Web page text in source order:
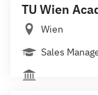
TU Wien
Wien
Sales